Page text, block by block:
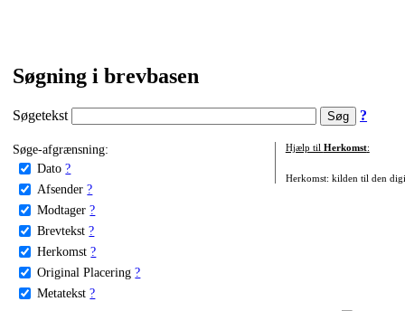
Søgning i brevbasen
Søgetekst ?
Søge-afgrænsning:
Dato ?
Afsender ?
Modtager ?
Brevtekst ?
Herkomst ?
Original Placering ?
Metatekst ?
Hjælp til Herkomst:
Herkomst: kilden til den